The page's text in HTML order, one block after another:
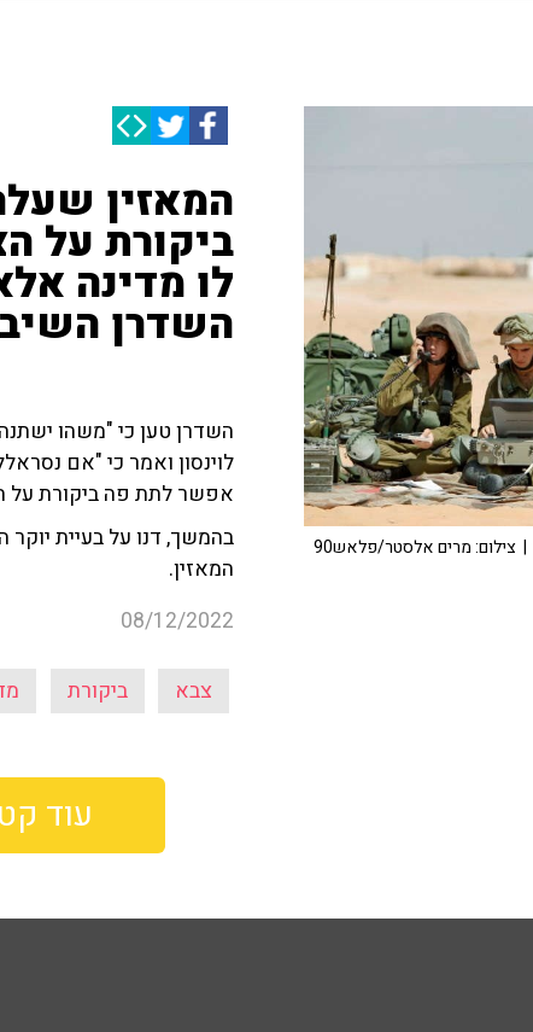
המאזין
ביקורת על
לו מדינה
השדרן
אפשר לתת פה ביקורת על
בהמשך, דנו על בעיית יוקר
המאזין.
08/12/2022
צבא ביקורת
| צילום: מרים אלסטר/פלאש90
עוד